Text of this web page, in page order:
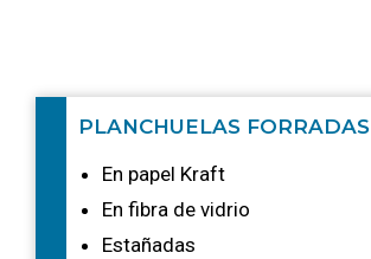
PLANCHUELAS FORRADAS
En papel Kraft
En fibra de vidrio
Estañadas